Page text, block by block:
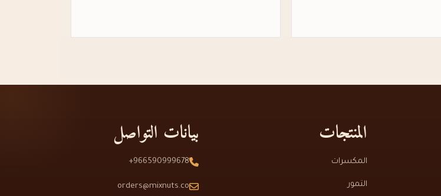
المنتجات
المكسرات
التمور
بيانات التواصل
966590999678+
orders@mixnuts.co